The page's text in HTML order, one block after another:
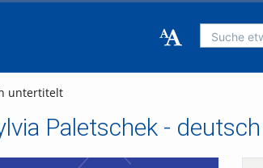
Suche
untertitelt
Paletschek -